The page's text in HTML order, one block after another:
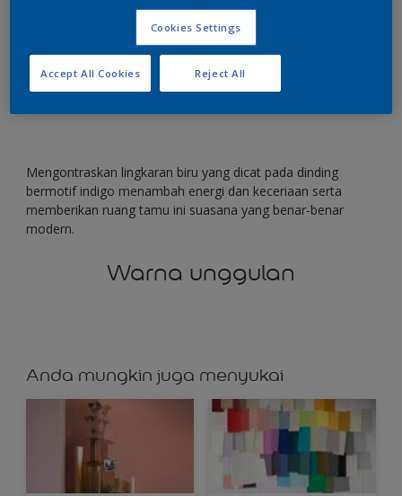
Mengontraskan lingkaran biru pada dinding indigo
Mengontraskan lingkaran biru yang dicat pada dinding
bermotif indigo menambah energi dan keceriaan serta
memberikan ruang tamu ini suasana yang benar-benar
modern.
Warna unggulan
Anda mungkin juga menyukai
Cookies Settings
Reject All
Accept All Cookies